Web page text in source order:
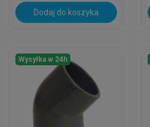
Dodaj do koszyka
Wysyłka w 24h